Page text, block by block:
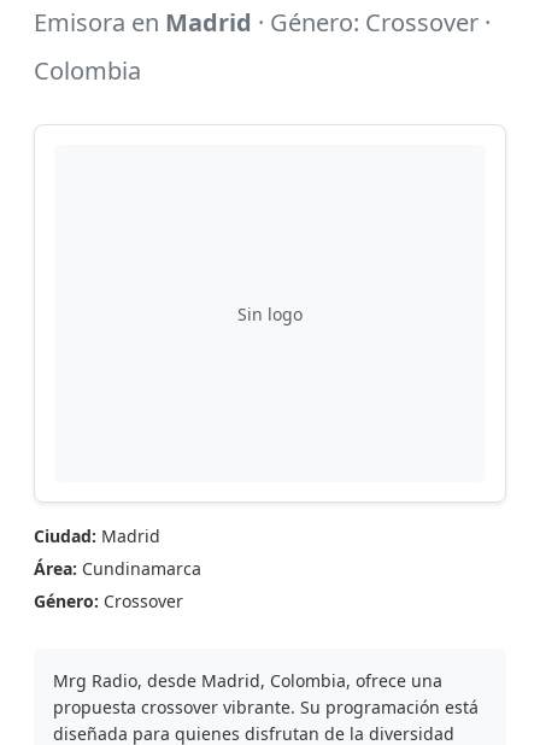
Emisora en Madrid · Género: Crossover ·
Colombia
Sin logo
Ciudad: Madrid
Área: Cundinamarca
Género: Crossover
Mrg Radio, desde Madrid, Colombia, ofrece una
propuesta crossover vibrante. Su programación está
diseñada para quienes disfrutan de la diversidad